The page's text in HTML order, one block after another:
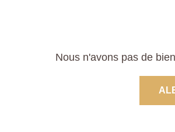
Nous n'avons pas de